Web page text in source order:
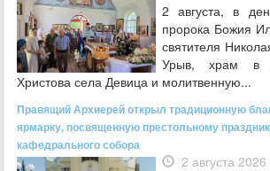
2 августа, в
пророка Божия
святителя
Урыв, храм в
Христова села Девица и молитвенную...
Правящий Архиерей открыл традиционную
ярмарку, посвященную престольному
кафедрального собора
2 августа 2026